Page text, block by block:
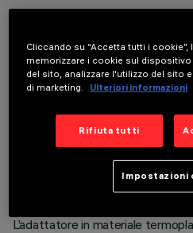
DATI TECNICI
ULTIMO AGGIORNAMENTO: 07/08/
Modulo lineare fisso a 10
L’adattatore in materiale
Cliccando su “Accetta tutti i
memorizzare i cookie sul
del sito, analizzare l'utilizzo del sito
di marketing.
Ulteriori informazioni
Rifiuta tutti
Impostazioni